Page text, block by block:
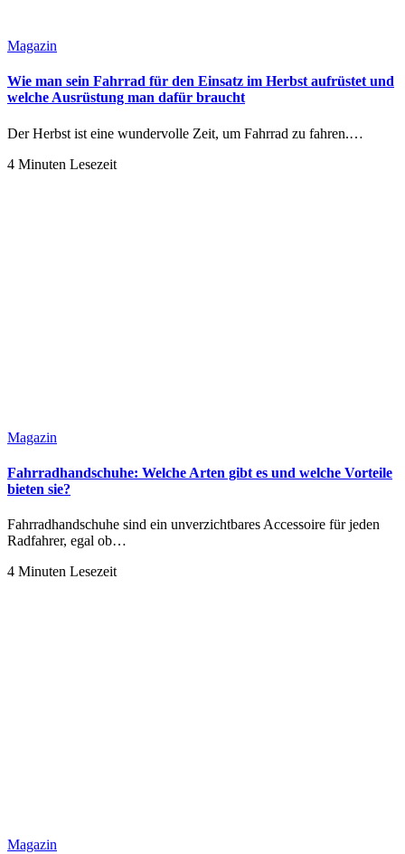
Magazin
Wie man sein Fahrrad für den Einsatz im Herbst aufrüstet und
welche Ausrüstung man dafür braucht
Der Herbst ist eine wundervolle Zeit, um Fahrrad zu fahren.…
4 Minuten Lesezeit
Magazin
Fahrradhandschuhe: Welche Arten gibt es und welche Vorteile
bieten sie?
Fahrradhandschuhe sind ein unverzichtbares Accessoire für jeden
Radfahrer, egal ob…
4 Minuten Lesezeit
Magazin